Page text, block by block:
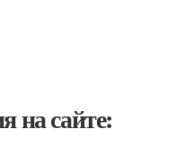
на сайте: